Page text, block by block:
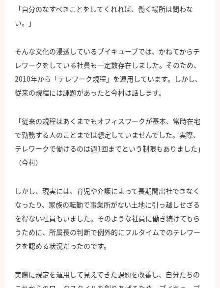
「自分のなすべきことをしてくれれば、働く場所は問わな
い。」
そんな文化の浸透しているブイキューブでは、かねてからテ
レワークをしている社員も一定数存在しました。そのため、
2010年から「テレワーク規程」を運用しています。しかし、
従来の規程には課題があったと今村は話します。
「従来の規程はあくまでもオフィスワークが基本、常時在宅
で勤務する人のことまでは想定していませんでした。実際、
テレワークで働けるのは週1回までという制限もありました」
（今村）
しかし、現実には、育児や介護によって長期間出社できなく
なったり、家族の転勤で事業所がない土地に引っ越しせざる
を得ない社員もいました。そのような社員に働き続けてもら
うために、所属長の判断で例外的にフルタイムでのテレワー
クを認める状況だったのです。
実際に規定を運用して見えてきた課題を改善し、自分たちの